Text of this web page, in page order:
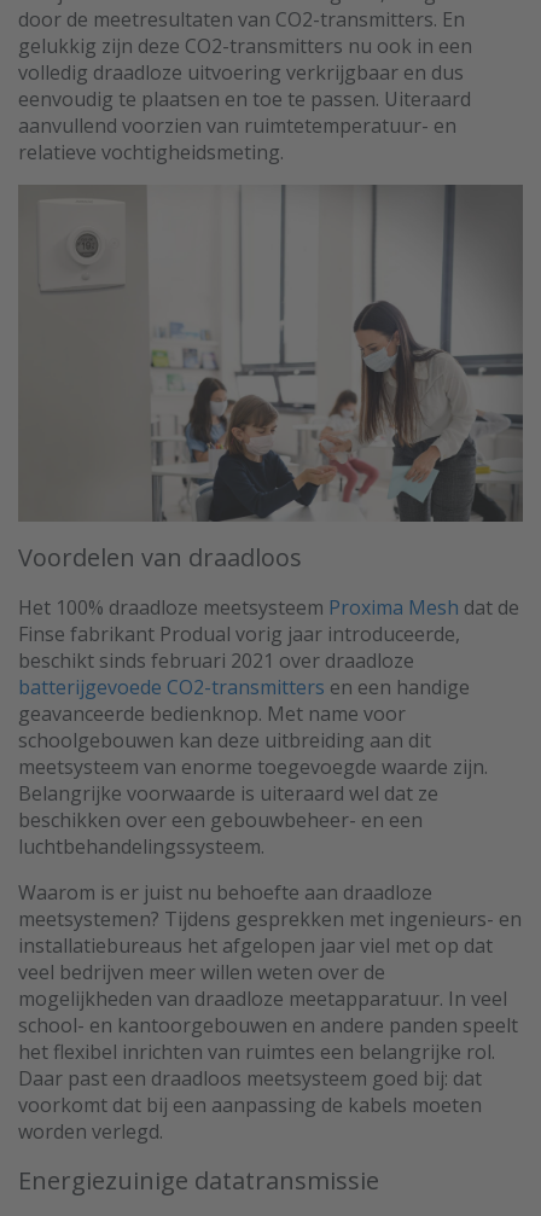
door de meetresultaten van CO2-transmitters. En
gelukkig zijn deze CO2-transmitters nu ook in een
volledig draadloze uitvoering verkrijgbaar en dus
eenvoudig te plaatsen en toe te passen. Uiteraard
aanvullend voorzien van ruimtetemperatuur- en
relatieve vochtigheidsmeting.
Voordelen van draadloos
Het 100% draadloze meetsysteem Proxima Mesh dat de
Finse fabrikant Produal vorig jaar introduceerde,
beschikt sinds februari 2021 over draadloze
batterijgevoede CO2-transmitters en een handige
geavanceerde bedienknop. Met name voor
schoolgebouwen kan deze uitbreiding aan dit
meetsysteem van enorme toegevoegde waarde zijn.
Belangrijke voorwaarde is uiteraard wel dat ze
beschikken over een gebouwbeheer- en een
luchtbehandelingssysteem.
Waarom is er juist nu behoefte aan draadloze
meetsystemen? Tijdens gesprekken met ingenieurs- en
installatiebureaus het afgelopen jaar viel met op dat
veel bedrijven meer willen weten over de
mogelijkheden van draadloze meetapparatuur. In veel
school- en kantoorgebouwen en andere panden speelt
het flexibel inrichten van ruimtes een belangrijke rol.
Daar past een draadloos meetsysteem goed bij: dat
voorkomt dat bij een aanpassing de kabels moeten
worden verlegd.
Energiezuinige datatransmissie